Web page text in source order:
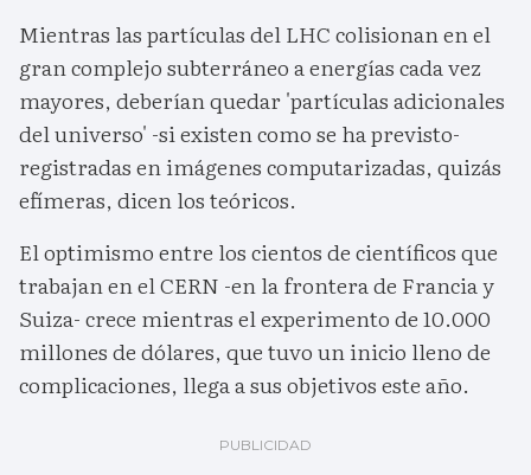
Mientras las partículas del LHC colisionan en el
gran complejo subterráneo a energías cada vez
mayores, deberían quedar 'partículas adicionales
del universo' -si existen como se ha previsto-
registradas en imágenes computarizadas, quizás
efímeras, dicen los teóricos.
El optimismo entre los cientos de científicos que
trabajan en el CERN -en la frontera de Francia y
Suiza- crece mientras el experimento de 10.000
millones de dólares, que tuvo un inicio lleno de
complicaciones, llega a sus objetivos este año.